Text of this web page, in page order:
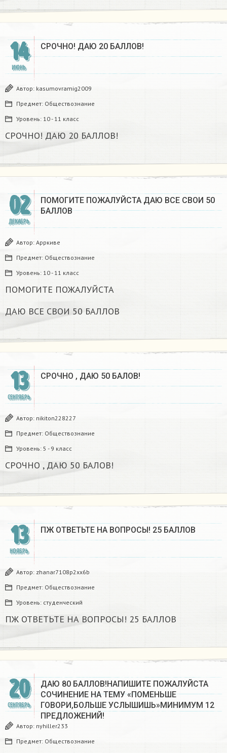
14
ИЮНЬ
СРОЧНО! ДАЮ 20 БАЛЛОВ! ​
Автор: kasumovramig2009
Предмет: Обществознание
Уровень: 10 - 11 класс
СРОЧНО! ДАЮ 20 БАЛЛОВ! ​
02
ДЕКАБРЬ
ПОМОГИТЕ ПОЖАЛУЙСТА ДАЮ ВСЕ СВОИ 50
БАЛЛОВ
Автор: Арркиве
Предмет: Обществознание
Уровень: 10 - 11 класс
ПОМОГИТЕ ПОЖАЛУЙСТА
ДАЮ ВСЕ СВОИ 50 БАЛЛОВ
13
СЕНТЯБРЬ
СРОЧНО , ДАЮ 50 БАЛОВ! ​
Автор: nikiton228227
Предмет: Обществознание
Уровень: 5 - 9 класс
СРОЧНО , ДАЮ 50 БАЛОВ! ​
13
НОЯБРЬ
ПЖ ОТВЕТЬТЕ НА ВОПРОСЫ! 25 БАЛЛОВ
Автор: zhanar7108p2xx6b
Предмет: Обществознание
Уровень: студенческий
ПЖ ОТВЕТЬТЕ НА ВОПРОСЫ! 25 БАЛЛОВ
20
СЕНТЯБРЬ
ДАЮ 80 БАЛЛОВ!НАПИШИТЕ ПОЖАЛУЙСТА
СОЧИНЕНИЕ НА ТЕМУ «ПОМЕНЬШЕ
ГОВОРИ,БОЛЬШЕ УСЛЫШИШЬ»МИНИМУМ 12
ПРЕДЛОЖЕНИЙ!
Автор: nyhiller233
Предмет: Обществознание